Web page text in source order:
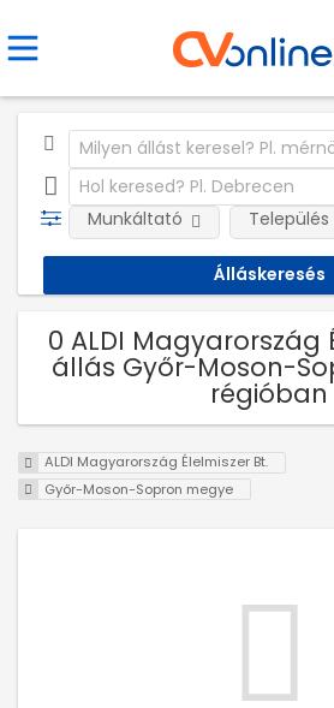
Munkáltató
0 ALDI Magyarország
állás Győr-Moson-
régióban
ALDI Magyarország Élelmiszer Bt.
Győr-Moson-Sopron megye